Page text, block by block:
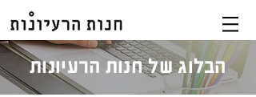
הבלוג של חנות הרעיונות